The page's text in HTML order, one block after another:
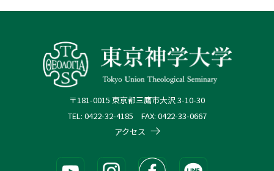
〒181-0015 東京都三鷹市大沢 3-10-30
TEL: 0422-32-4185 FAX: 0422-33-0667
アクセス